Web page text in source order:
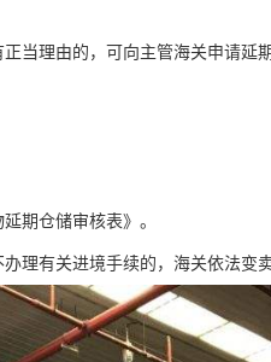
当理由的，可向主管海关申请延
期仓储审核表》。
理有关进境手续的，海关依法变